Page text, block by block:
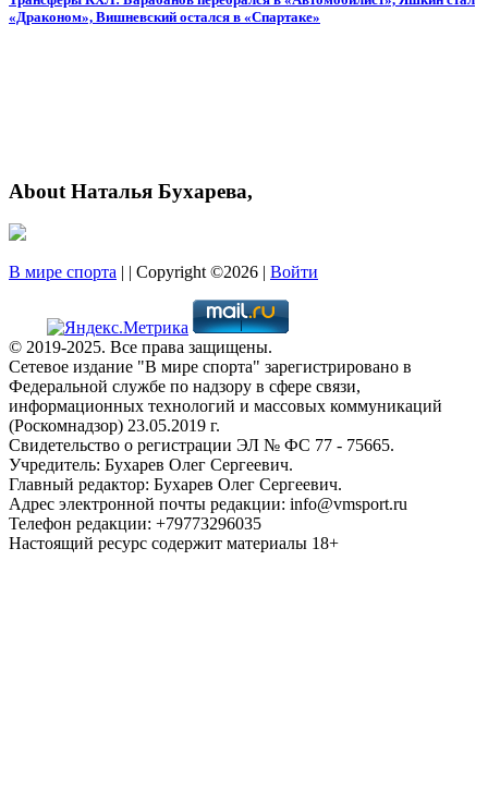
«Драконом», Вишневский остался в «Спартаке»
About Наталья Бухарева,
В мире спорта | | Copyright ©2026 | Войти
© 2019-2025. Все права защищены.
Сетевое издание "В мире спорта" зарегистрировано в
Федеральной службе по надзору в сфере связи,
информационных технологий и массовых коммуникаций
(Роскомнадзор) 23.05.2019 г.
Свидетельство о регистрации ЭЛ № ФС 77 - 75665.
Учредитель: Бухарев Олег Сергеевич.
Главный редактор: Бухарев Олег Сергеевич.
Адрес электронной почты редакции: info@vmsport.ru
Телефон редакции: +79773296035
Настоящий ресурс содержит материалы 18+